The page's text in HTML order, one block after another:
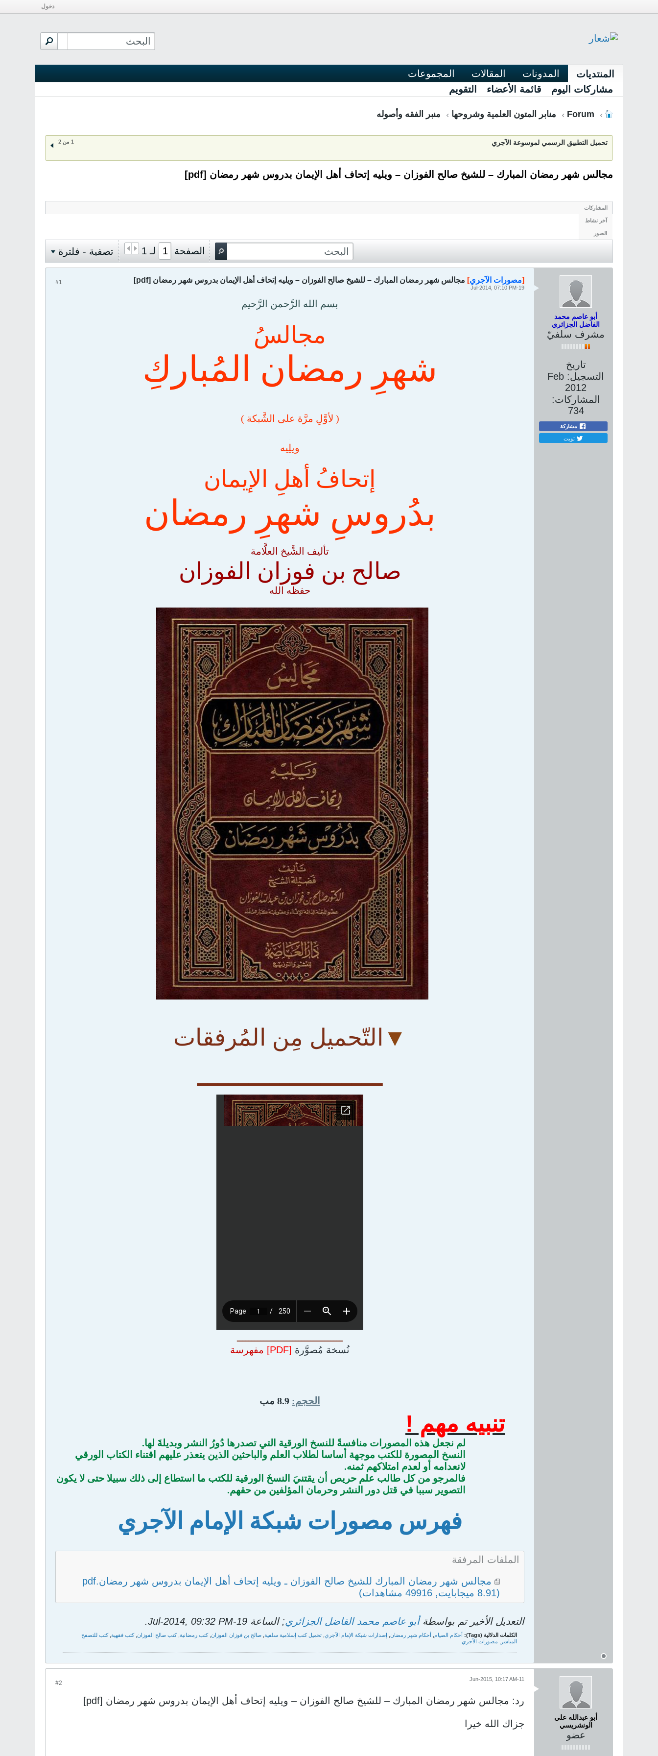
دخول
المنتديات المدونات المقالات
المجموعات
مشاركات اليوم
قائمة الأعضاء التقويم
Forum منابر المتون العلمية وشروحها منبر الفقه وأصوله
1 من 2 تحميل التطبيق الرسمي لموسوعة الآجري
مجالس شهر رمضان المبارك – للشيخ صالح الفوزان – ويليه إتحاف أهل الإيمان بدروس شهر رمضان [pdf]
المشاركات
آخر نشاط
الصور
الصفحة لـ 1 تصفية - فلترة
أبو عاصم محمد
الفاضل الجزائري
مشرف سلفيّ
تاريخ
التسجيل: Feb
2012
المشاركات:
734
مشاركة
تويت
#1 [مصورات الآجري] مجالس شهر رمضان المبارك – للشيخ صالح الفوزان – ويليه إتحاف أهل الإيمان بدروس شهر رمضان [pdf]
19-Jul-2014, 07:10 PM
بسم الله الرَّحمن الرَّحيم
مجالسُ
شهرِ رمضان المُباركِ
( لأوَّلِ مرَّة على الشَّبكة )
ويلِيه
إتحافُ أهلِ الإيمان
بدُروسِ شهرِ رمضان
تأليف الشَّيخ العلَّامة
صالح بن فوزان الفوزان
حفظه الله
▼ التّحميل مِن المُرفقات
ــــــــــــــــــ
ــــــــــــــــــــــــــــــــــــ
نُسخة مُصوَّرة [PDF] مفهرسة
الحجم: 8.9 مب
تنبيه مهم !
لم نجعل هذه المصورات منافسةً للنسخ الورقية التي تصدرها دُورُ النشر وبديلةَ لها.
النسخ المصورة للكتب موجهة أساسا لطلاب العلم والباحثين الذين يتعذر عليهم اقتناء الكتاب الورقي
لانعدامه أو لعدم امتلاكهم ثمنه.
فالمرجو من كل طالب علم حريص أن يقتنيَ النسخَ الورقية للكتب ما استطاع إلى ذلك سبيلا حتى لا يكون
التصوير سببا في قتل دور النشر وحرمان المؤلفين من حقهم.
فهرس مصورات شبكة الإمام الآجري
الملفات المرفقة
مجالس شهر رمضان المبارك للشيخ صالح الفوزان ـ ويليه إتحاف أهل الإيمان بدروس شهر رمضان.pdf
(8.91 ميجابايت, 49916 مشاهدات)
التعديل الأخير تم بواسطةأبو عاصم محمد الفاضل الجزائري; الساعة 19-Jul-2014, 09:32 PM
.
الكلمات الدلالية (Tags): أحكام الصيام أحكام شهر رمضان إصدارات شبكة الإمام الآجري تحميل كتب إسلامية سلفية صالح بن فوزان الفوزان ,كتب رمضانية ,كتب صالح الفوزان ,كتب فقهية ,كتب للتصفح
المباشر
مصورات الآجري
أبو عبدالله علي
الونشريسي
عضو
#2
11-Jun-2015, 10:17 AM
رد: مجالس شهر رمضان المبارك – للشيخ صالح الفوزان – ويليه إتحاف أهل الإيمان بدروس شهر رمضان [pdf]
جزاك الله خيرا